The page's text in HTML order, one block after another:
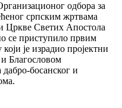
одбора за
српским жртвама
Цркве Светих Апостола
се приступило првим
је израдио пројектни
Благословом
босанског и